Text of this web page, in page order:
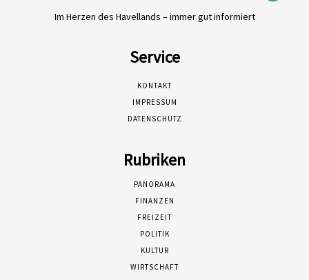
Im Herzen des Havellands – immer gut informiert
Service
KONTAKT
IMPRESSUM
DATENSCHUTZ
Rubriken
PANORAMA
FINANZEN
FREIZEIT
POLITIK
KULTUR
WIRTSCHAFT